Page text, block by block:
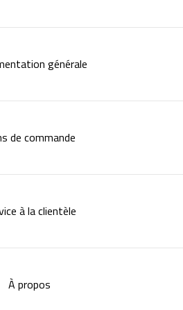
générale
de commande
à la clientèle
À propos